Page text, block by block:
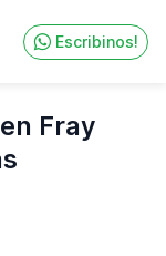
Escribinos!
Fray